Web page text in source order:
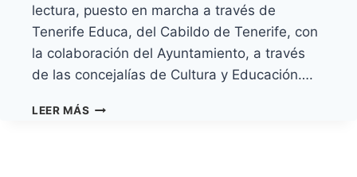
lectura, puesto en marcha a través de
Tenerife Educa, del Cabildo de Tenerife, con
la colaboración del Ayuntamiento, a través
de las concejalías de Cultura y Educación….
LEER MÁS LOS